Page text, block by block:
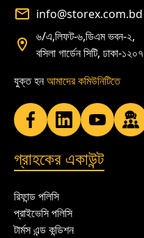
info@storex.com.bd
৬/এ,লিফট-৬,ডিএম ভবন-২,
বসিলা গার্ডেন সিটি, ঢাকা-১২০৭
যুক্ত হনআমাদের কমিউনিটিতে
গ্রাহকের একাউন্ট
রিফান্ড পলিসি
প্রাইভেসি পলিসি
টার্মস এন্ড কন্ডিশন